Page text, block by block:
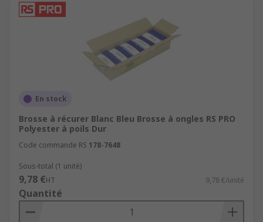
En stock
Brosse à récurer Blanc Bleu Brosse à ongles RS PRO
Polyester à poils Dur
Code commande RS 178-7648
Sous-total (1 unité)
9,78 €HT 9,78 €/unité
Quantité